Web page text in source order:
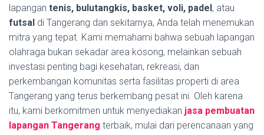
lapangan tenis, bulutangkis, basket, voli, padel, atau
futsal di Tangerang dan sekitarnya, Anda telah menemukan
mitra yang tepat. Kami memahami bahwa sebuah lapangan
olahraga bukan sekadar area kosong, melainkan sebuah
investasi penting bagi kesehatan, rekreasi, dan
perkembangan komunitas serta fasilitas properti di area
Tangerang yang terus berkembang pesat ini. Oleh karena
itu, kami berkomitmen untuk menyediakan jasa pembuatan
lapangan Tangerang terbaik, mulai dari perencanaan yang